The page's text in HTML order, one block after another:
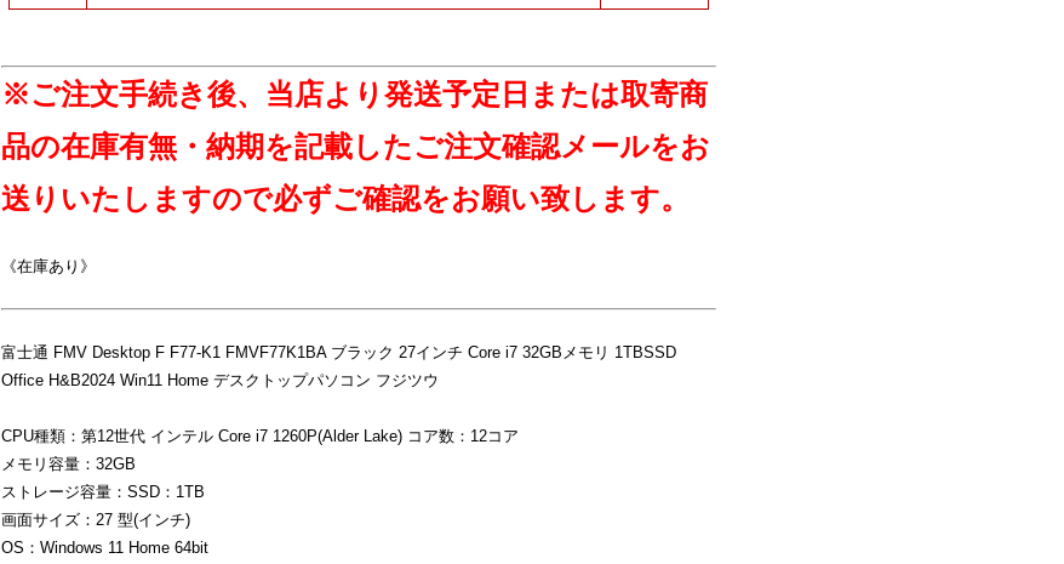
※ご注文手続き後、当店より発送予定日または取寄商
品の在庫有無・納期を記載したご注文確認メールをお
送りいたしますので必ずご確認をお願い致します。
《在庫あり》
富士通 FMV Desktop F F77-K1 FMVF77K1BA ブラック 27インチ Core i7 32GBメモリ 1TBSSD
Office H&B2024 Win11 Home デスクトップパソコン フジツウ
CPU種類：第12世代 インテル Core i7 1260P(Alder Lake) コア数：12コア
メモリ容量：32GB
ストレージ容量：SSD：1TB
画面サイズ：27 型(インチ)
OS：Windows 11 Home 64bit